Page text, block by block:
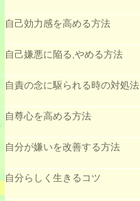
自己効力感を高める方法
自己嫌悪に陥る,やめる方法
自責の念に駆られる時の対処法
自尊心を高める方法
自分が嫌いを改善する方法
自分らしく生きるコツ